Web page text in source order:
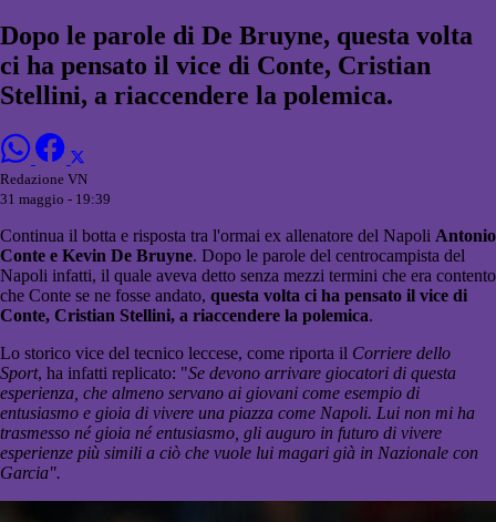
Dopo le parole di De Bruyne, questa volta
ci ha pensato il vice di Conte, Cristian
Stellini, a riaccendere la polemica.
Redazione VN
31 maggio - 19:39
Continua il botta e risposta tra l'ormai ex allenatore del Napoli Antonio
Conte e Kevin De Bruyne. Dopo le parole del centrocampista del
Napoli infatti, il quale aveva detto senza mezzi termini che era contento
che Conte se ne fosse andato, questa volta ci ha pensato il vice di
Conte, Cristian Stellini, a riaccendere la polemica.
Lo storico vice del tecnico leccese, come riporta il Corriere dello
Sport, ha infatti replicato: "Se devono arrivare giocatori di questa
esperienza, che almeno servano ai giovani come esempio di
entusiasmo e gioia di vivere una piazza come Napoli. Lui non mi ha
trasmesso né gioia né entusiasmo, gli auguro in futuro di vivere
esperienze più simili a ciò che vuole lui magari già in Nazionale con
Garcia".